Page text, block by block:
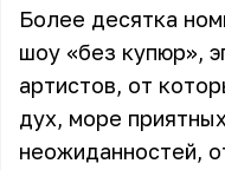
Более десятка
шоу «без купюр»,
артистов, от
дух, море
неожиданностей,